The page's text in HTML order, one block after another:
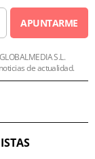
APUNTARME
S.L.
de actualidad.